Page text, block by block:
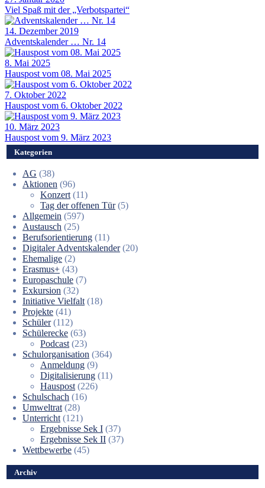
Viel Spaß mit der „Verbotspartei“
14. Dezember 2019
Adventskalender … Nr. 14
8. Mai 2025
Hauspost vom 08. Mai 2025
7. Oktober 2022
Hauspost vom 6. Oktober 2022
10. März 2023
Hauspost vom 9. März 2023
Kategorien
AG (38)
Aktionen (96)
Konzert (11)
Tag der offenen Tür(5)
Allgemein (597)
Austausch (25)
Berufsorientierung (11)
Digitaler Adventskalender(20)
Ehemalige (2)
Erasmus+ (43)
Europaschule (7)
Exkursion (32)
Initiative Vielfalt (18)
Projekte (41)
Schüler(112)
Schülerecke (63)
Podcast (23)
Schulorganisation (364)
Anmeldung (9)
Digitalisierung (11)
Hauspost (226)
Schulschach (16)
Umweltrat (28)
Unterricht (121)
Ergebnisse Sek I (37)
Ergebnisse Sek II (37)
Wettbewerbe (45)
Archiv